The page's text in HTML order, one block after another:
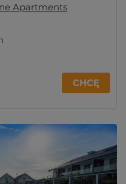
Apartments
CHCĘ